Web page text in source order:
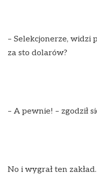
– Selekcjonerze, widzi
za sto dolarów?
– A pewnie! – zgodził
No i wygrał ten